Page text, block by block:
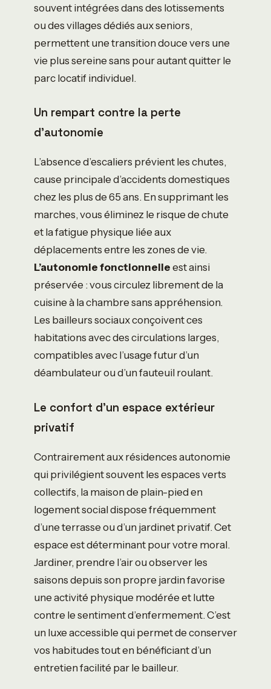
souvent intégrées dans des lotissements
ou des villages dédiés aux seniors,
permettent une transition douce vers une
vie plus sereine sans pour autant quitter le
parc locatif individuel.
Un rempart contre la perte
d’autonomie
L’absence d’escaliers prévient les chutes,
cause principale d’accidents domestiques
chez les plus de 65 ans. En supprimant les
marches, vous éliminez le risque de chute
et la fatigue physique liée aux
déplacements entre les zones de vie.
L’autonomie fonctionnelleest ainsi
préservée : vous circulez librement de la
cuisine à la chambre sans appréhension.
Les bailleurs sociaux conçoivent ces
habitations avec des circulations larges,
compatibles avec l’usage futur d’un
déambulateur ou d’un fauteuil roulant.
Le confort d’un espace extérieur
privatif
Contrairement aux résidences autonomie
qui privilégient souvent les espaces verts
collectifs, la maison de plain-pied en
logement social dispose fréquemment
d’une terrasse ou d’un jardinet privatif. Cet
espace est déterminant pour votre moral.
Jardiner, prendre l’air ou observer les
saisons depuis son propre jardin favorise
une activité physique modérée et lutte
contre le sentiment d’enfermement. C’est
un luxe accessible qui permet de conserver
vos habitudes tout en bénéficiant d’un
entretien facilité par le bailleur.